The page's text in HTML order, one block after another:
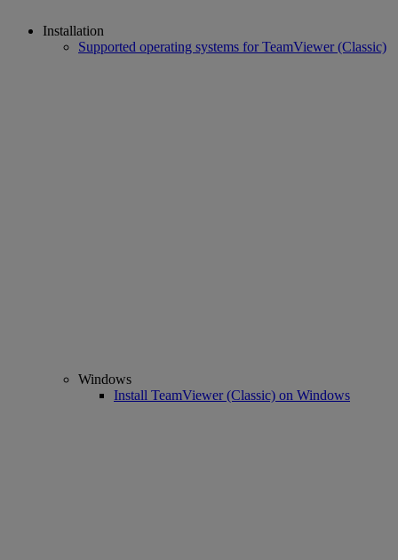
Installation
Supported operating systems for TeamViewer (Classic)
Windows
Install TeamViewer (Classic) on Windows